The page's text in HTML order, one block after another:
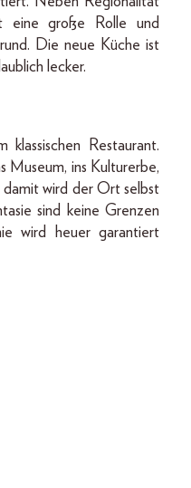
eine große Rolle und
Die neue Küche ist
lecker.
Restaurant.
Museum, ins Kulturerbe,
damit wird der Ort selbst
sind keine Grenzen
wird heuer garantiert